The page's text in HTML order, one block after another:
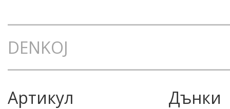
DENKOJ
Артикул
дънки